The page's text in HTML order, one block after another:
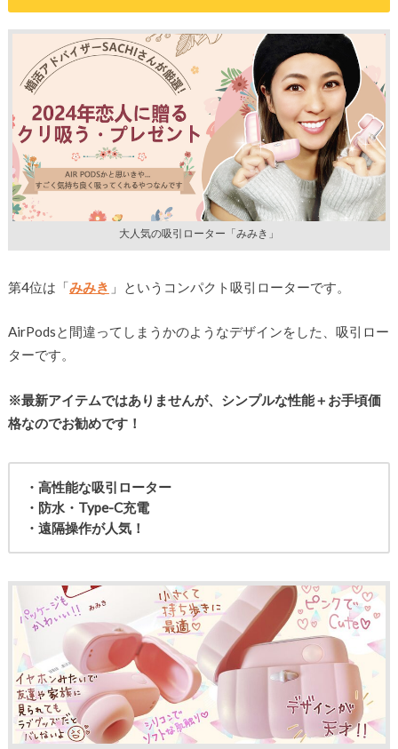
大人気の吸引ローター「みみき」
第4位は「みみき 」というコンパクト吸引ローターです。
AirPodsと間違ってしまうかのようなデザインをした、吸引ロー
ターです。
※最新アイテムではありませんが、シンプルな性能＋お手頃価
格なのでお勧めです！
・高性能な吸引ローター
・防水・Type-C充電
・遠隔操作が人気！